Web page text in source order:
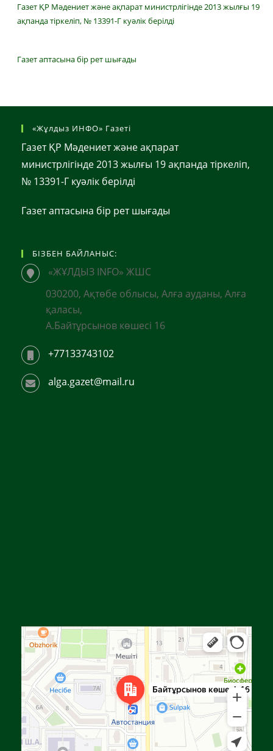
Газет ҚР Мәдениет және ақпарат министрлігінде 2013 жылғы 19
ақпанда тіркеліп, № 13391-Г куәлік берілді
Газет аптасына бір рет шығады
«Жұлдыз ИНФО» Газеті
Газет ҚР Мәдениет және ақпарат
министрлігінде 2013 жылғы 19 ақпанда тіркеліп,
№ 13391-Г куәлік берілді
Газет аптасына бір рет шығады
БІЗБЕН БАЙЛАНЫС:
«ЖҰЛДЫЗ INFO» ЖШС
030200, Ақтөбе облысы, Алға ауданы, Алға
қаласы,
А.Байтұрсынов көшесі 16
+77133743102
alga.gazet@mail.ru
Яндекс Карталар — көлік, навигация, орындарды іздеу